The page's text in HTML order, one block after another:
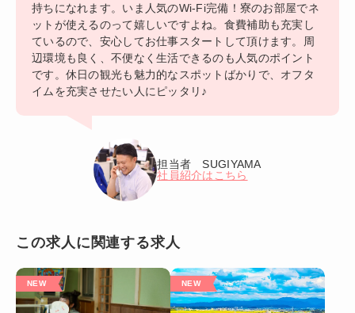
持ちになれます。いま人気のWi-Fi完備！寮のお部屋でネ
ットが使えるのって嬉しいですよね。食費補助も充実し
ているので、安心してお仕事スタートして頂けます。周
辺環境も良く、不便なく生活できるのも人気のポイント
です。休日の観光も魅力的なスポットばかりで、オフタ
イムを充実させたい人にピッタリ♪
担当者 SUGIYAMA
社員紹介はこちら
この求人に関連する求人